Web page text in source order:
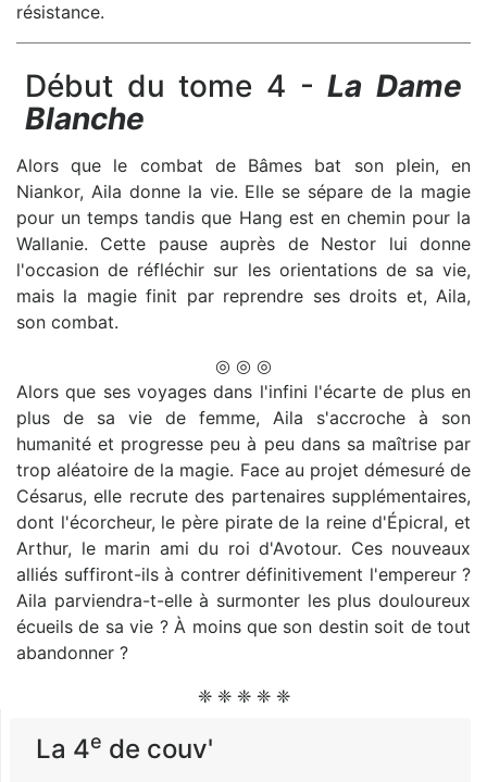
résistance.
Début du tome 4 -La Dame
Blanche
Alors que le combat de Bâmes bat son plein, en
Niankor, Aila donne la vie. Elle se sépare de la magie
pour un temps tandis que Hang est en chemin pour la
Wallanie. Cette pause auprès de Nestor lui donne
l'occasion de réfléchir sur les orientations de sa vie,
mais la magie finit par reprendre ses droits et, Aila,
son combat.
◎ ◎ ◎
Alors que ses voyages dans l'infini l'écarte de plus en
plus de sa vie de femme, Aila s'accroche à son
humanité et progresse peu à peu dans sa maîtrise par
trop aléatoire de la magie. Face au projet démesuré de
Césarus, elle recrute des partenaires supplémentaires,
dont l'écorcheur, le père pirate de la reine d'Épicral, et
Arthur, le marin ami du roi d'Avotour. Ces nouveaux
alliés suffiront-ils à contrer définitivement l'empereur ?
Aila parviendra-t-elle à surmonter les plus douloureux
écueils de sa vie ? À moins que son destin soit de tout
abandonner ?
❈ ❈ ❈ ❈ ❈
La 4e de couv'